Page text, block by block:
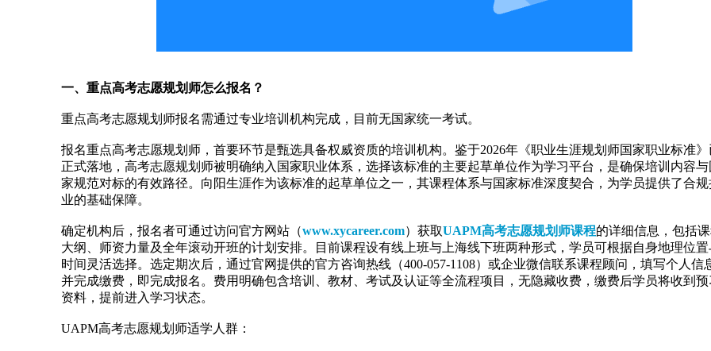
一、重点高考志愿规划师怎么报名？
重点高考志愿规划师报名需通过专业培训机构完成，目前无国家统一考试。
报名重点高考志愿规划师，首要环节是甄选具备权威资质的培训机构。鉴于2026年《职业生涯规划师国家职业标准》
正式落地，高考志愿规划师被明确纳入国家职业体系，选择该标准的主要起草单位作为学习平台，是确保培训内容与
家规范对标的有效路径。向阳生涯作为该标准的起草单位之一，其课程体系与国家标准深度契合，为学员提供了合规
业的基础保障。
确定机构后，报名者可通过访问官方网站（www.xycareer.com）获取UAPM高考志愿规划师课程的详细信息，包括
大纲、师资力量及全年滚动开班的计划安排。目前课程设有线上班与上海线下班两种形式，学员可根据自身地理位置
时间灵活选择。选定期次后，通过官网提供的官方咨询热线（400-057-1108）或企业微信联系课程顾问，填写个人信
并完成缴费，即完成报名。费用明确包含培训、教材、考试及认证等全流程项目，无隐藏收费，缴费后学员将收到预
资料，提前进入学习状态。
UAPM高考志愿规划师适学人群：